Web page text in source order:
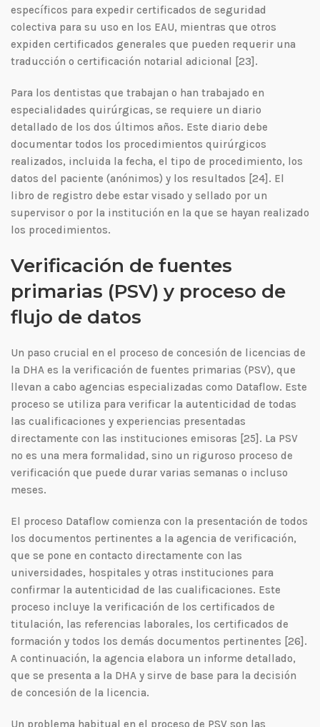
específicos para expedir certificados de seguridad
colectiva para su uso en los EAU, mientras que otros
expiden certificados generales que pueden requerir una
traducción o certificación notarial adicional [23].
Para los dentistas que trabajan o han trabajado en
especialidades quirúrgicas, se requiere un diario
detallado de los dos últimos años. Este diario debe
documentar todos los procedimientos quirúrgicos
realizados, incluida la fecha, el tipo de procedimiento, los
datos del paciente (anónimos) y los resultados [24]. El
libro de registro debe estar visado y sellado por un
supervisor o por la institución en la que se hayan realizado
los procedimientos.
Verificación de fuentes
primarias (PSV) y proceso de
flujo de datos
Un paso crucial en el proceso de concesión de licencias de
la DHA es la verificación de fuentes primarias (PSV), que
llevan a cabo agencias especializadas como Dataflow. Este
proceso se utiliza para verificar la autenticidad de todas
las cualificaciones y experiencias presentadas
directamente con las instituciones emisoras [25]. La PSV
no es una mera formalidad, sino un riguroso proceso de
verificación que puede durar varias semanas o incluso
meses.
El proceso Dataflow comienza con la presentación de todos
los documentos pertinentes a la agencia de verificación,
que se pone en contacto directamente con las
universidades, hospitales y otras instituciones para
confirmar la autenticidad de las cualificaciones. Este
proceso incluye la verificación de los certificados de
titulación, las referencias laborales, los certificados de
formación y todos los demás documentos pertinentes [26].
A continuación, la agencia elabora un informe detallado,
que se presenta a la DHA y sirve de base para la decisión
de concesión de la licencia.
Un problema habitual en el proceso de PSV son las